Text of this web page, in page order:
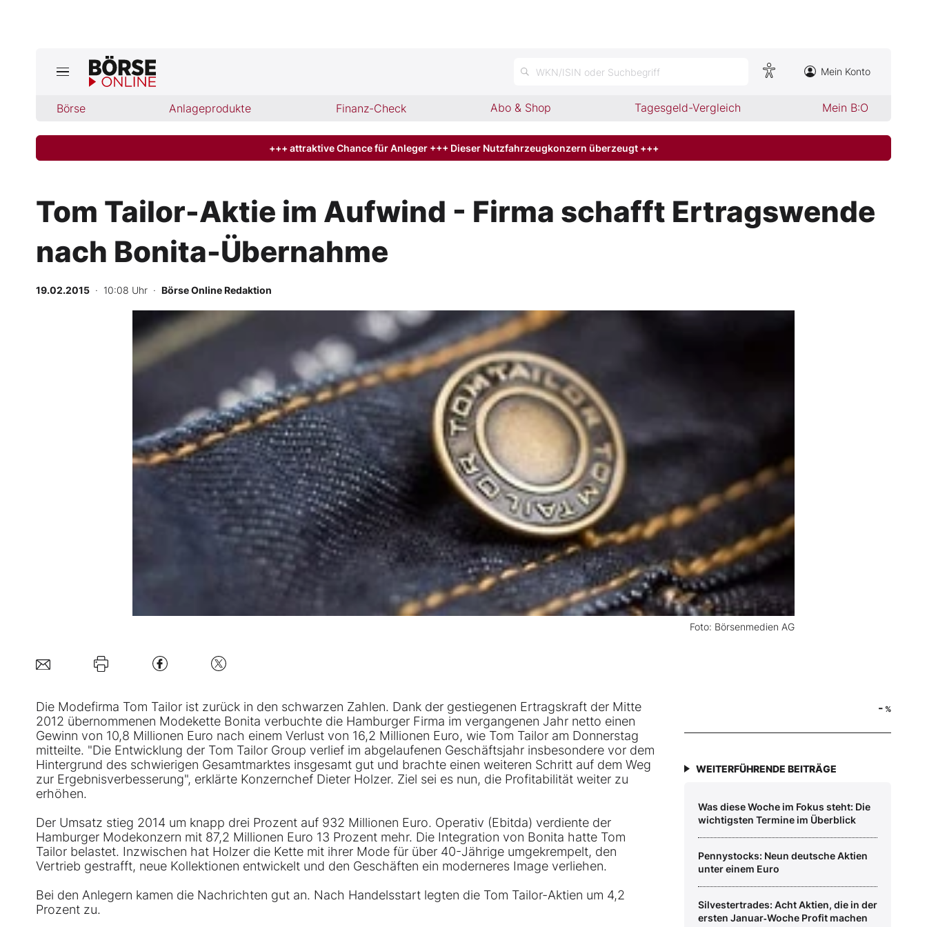
WKN/ISIN oder Suchbegriff Mein Konto
Börse Anlageprodukte Finanz-Check Abo & Shop Tagesgeld-Vergleich Mein B:O
Jetzt aktuelle Ausgabe BÖRSE ONLINE lesen
Finanz-Check
Abo & Shop
BO-Musterdepots
Experten
Mein B:O
Mein Konto
Folgen Sie uns
+++ attraktive Chance für Anleger +++ Dieser Nutzfahrzeugkonzern überzeugt +++
Tom Tailor-Aktie im Aufwind - Firma schafft Ertragswende
nach Bonita-Übernahme
19.02.2015 · 10:08 Uhr · Börse Online Redaktion
Foto: Börsenmedien AG
-%
Die Modefirma Tom Tailor ist zurück in den schwarzen Zahlen. Dank der gestiegenen Ertragskraft der Mitte
2012 übernommenen Modekette Bonita verbuchte die Hamburger Firma im vergangenen Jahr netto einen
Gewinn von 10,8 Millionen Euro nach einem Verlust von 16,2 Millionen Euro, wie Tom Tailor am Donnerstag
mitteilte. "Die Entwicklung der Tom Tailor Group verlief im abgelaufenen Geschäftsjahr insbesondere vor dem
Hintergrund des schwierigen Gesamtmarktes insgesamt gut und brachte einen weiteren Schritt auf dem Weg
zur Ergebnisverbesserung", erklärte Konzernchef Dieter Holzer. Ziel sei es nun, die Profitabilität weiter zu
erhöhen.
Der Umsatz stieg 2014 um knapp drei Prozent auf 932 Millionen Euro. Operativ (Ebitda) verdiente der
Hamburger Modekonzern mit 87,2 Millionen Euro 13 Prozent mehr. Die Integration von Bonita hatte Tom
Tailor belastet. Inzwischen hat Holzer die Kette mit ihrer Mode für über 40-Jährige umgekrempelt, den
Vertrieb gestrafft, neue Kollektionen entwickelt und den Geschäften ein moderneres Image verliehen.
Bei den Anlegern kamen die Nachrichten gut an. Nach Handelsstart legten die Tom Tailor-Aktien um 4,2
Prozent zu.
- %
WEITERFÜHRENDE BEITRÄGE
Was diese Woche im Fokus steht: Die
wichtigsten Termine im Überblick
Pennystocks: Neun deutsche Aktien
unter einem Euro
Silvestertrades: Acht Aktien, die in der
ersten Januar‑Woche Profit machen